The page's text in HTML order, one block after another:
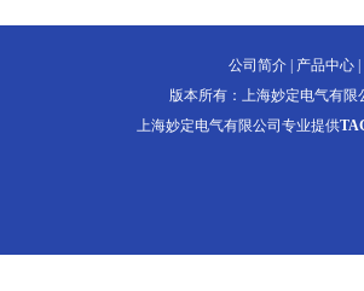
公司简介 产品中心
版本所有：上海妙定电气有
上海妙定电气有限公司专业提供